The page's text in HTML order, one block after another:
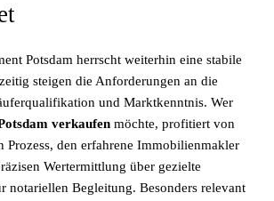
Potsdam herrscht weiterhin eine stabile
steigen die Anforderungen an die
und Marktkenntnis. Wer
verkaufen möchte, profitiert von
Prozess, den erfahrene Immobilienmakler
Wertermittlung über gezielte
notariellen Begleitung. Besonders relevant